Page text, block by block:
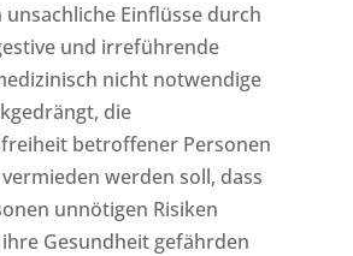
Einflüsse durch
und irreführende
nicht notwendige
die
betroffener Personen
werden soll, dass
unnötigen Risiken
Gesundheit gefährden